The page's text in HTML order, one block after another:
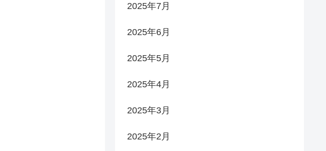
2025年7月
2025年6月
2025年5月
2025年4月
2025年3月
2025年2月